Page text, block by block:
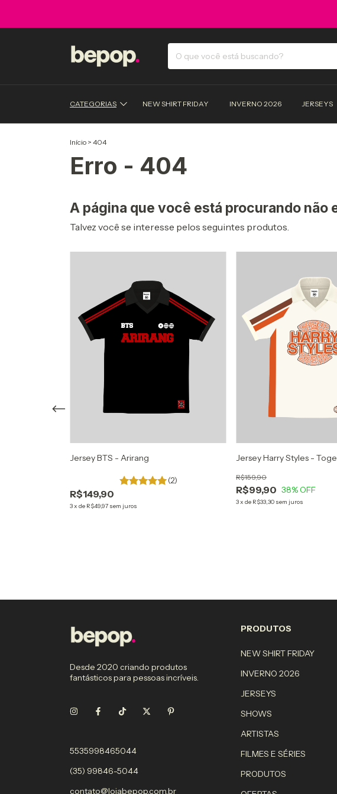
CATEGORIAS NEW SHIRT FRIDAY INVERNO 2026 JERSEYS
Início > 404
Erro - 404
A página que você está procurando não
Talvez você se interesse pelos seguintes produtos.
Jersey BTS - Arirang
(2)
R$149,90
3x de R$49,97 sem juros
Jersey Harry Styles -
R$99,90
R$159,90
38% OFF
3x de R$33,30 sem juros
Desde 2020 criando produtos
fantásticos para pessoas incríveis.
5535998465044
(35) 99846-5044
contato@lojabepop.com.br
PRODUTOS
NEW SHIRT FRIDAY
INVERNO 2026
JERSEYS
SHOWS
ARTISTAS
FILMES E SÉRIES
PRODUTOS